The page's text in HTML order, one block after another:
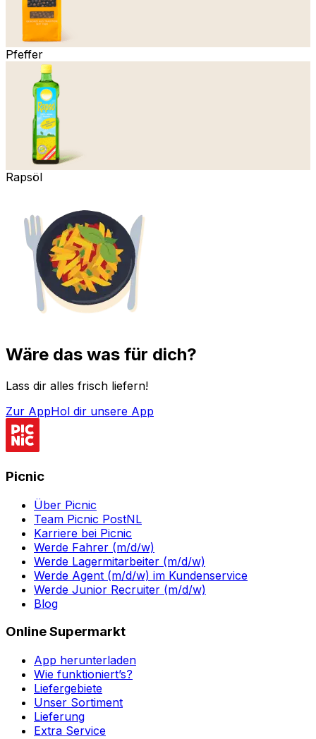
Pfeffer
Rapsöl
Wäre das was für dich?
Lass dir alles frisch liefern!
Zur AppHol dir unsere App
Picnic
Über Picnic
Team Picnic PostNL
Karriere bei Picnic
Werde Fahrer (m/d/w)
Werde Lagermitarbeiter (m/d/w)
Werde Agent (m/d/w) im Kundenservice
Werde Junior Recruiter (m/d/w)
Blog
Online Supermarkt
App herunterladen
Wie funktioniert’s?
Liefergebiete
Unser Sortiment
Lieferung
Extra Service